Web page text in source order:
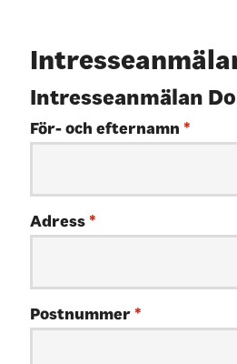
Intresseanmälan
För- och efternamn *
Adress*
Postnummer*